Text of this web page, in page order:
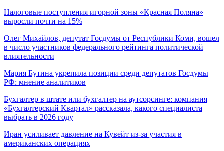
Налоговые поступления игорной зоны «Красная Поляна»
выросли почти на 15%
Олег Михайлов, депутат Госдумы от Республики Коми, вошел
в число участников федерального рейтинга политической
влиятельности
Мария Бутина укрепила позиции среди депутатов Госдумы
РФ: мнение аналитиков
Бухгалтер в штате или бухгалтер на аутсорсинге: компания
«Бухгалтерский Квартал» рассказала, какого специалиста
выбрать в 2026 году
Иран усиливает давление на Кувейт из-за участия в
американских операциях